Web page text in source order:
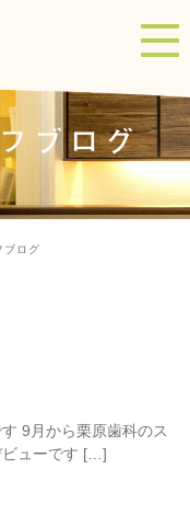
ブログ
ブログ
9月から栗原歯科のス
ビューです […]